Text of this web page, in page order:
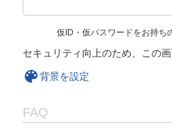
仮ID・仮パスワードをお持ち
セキュリティ向上のため、この
背景を設定
FAQ